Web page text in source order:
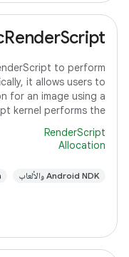
to perform
it allows users to
for an image using a
kernel performs the
RenderScript
Allocation
‫Android NDK والألعاب